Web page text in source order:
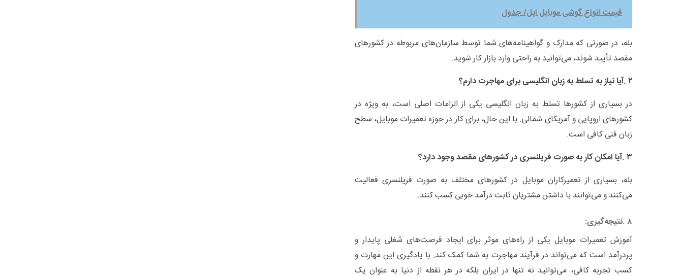
قیمت انواع گوشی موبایل اپل/ جدول
بله، در صورتی که مدارک و گواهینامه‌های شما توسط سازمان‌های مربوطه در کشورهای
مقصد تأیید شوند، می‌توانید به راحتی وارد بازار کار شوید.
۲.آیا نیاز به تسلط به زبان انگلیسی برای مهاجرت دارم؟
در بسیاری از کشورها تسلط به زبان انگلیسی یکی از الزامات اصلی است، به ویژه در
کشورهای اروپایی و آمریکای شمالی. با این حال، برای کار در حوزه تعمیرات موبایل، سطح
زبان فنی کافی است.
۳.آیا امکان کار به صورت فریلنسری در کشورهای مقصد وجود دارد؟
بله، بسیاری از تعمیرکاران موبایل در کشورهای مختلف به صورت فریلنسری فعالیت
می‌کنند و می‌توانند با داشتن مشتریان ثابت درآمد خوبی کسب کنند.
۸ .نتیجه‌گیری:
آموزش تعمیرات موبایل یکی از راه‌های موثر برای ایجاد فرصت‌های شغلی پایدار و
پردرآمد است که می‌تواند در فرآیند مهاجرت به شما کمک کند. با یادگیری این مهارت و
کسب تجربه کافی، می‌توانید نه تنها در ایران بلکه در هر نقطه از دنیا به عنوان یک